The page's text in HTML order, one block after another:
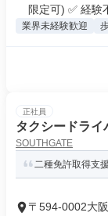
限定可) ✅ 経験
業界未経験歓迎
正社員
タクシードライ
SOUTHGATE
二種免許取得支
〒594-0002大